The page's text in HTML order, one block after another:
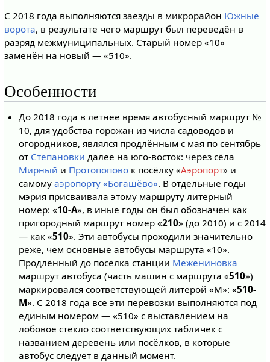
С 2018 года выполняются заезды в микрорайон Южные
ворота, в результате чего маршрут был переведён в
разряд межмуниципальных. Старый номер «10»
заменён на новый — «510».
Особенности
До 2018 года в летнее время автобусный маршрут №
10, для удобства горожан из числа садоводов и
огородников, являлся продлённым с мая по сентябрь
от Степановки далее на юго-восток: через сёла
Мирный и Протопопово к посёлку «Аэропорт» и
самомуаэропорту «Богашёво». В отдельные годы
мэрия присваивала этому маршруту литерный
номер: «10-А», в иные годы он был обозначен как
пригородный маршрут номер «210» (до 2010) и с 2014
— как «510». Эти автобусы проходили значительно
реже, чем основные автобусы маршрута «10».
Продлённый до посёлка станции Межениновка
маршрут автобуса (часть машин с маршрута «510»)
маркировался соответствующей литерой «М»: «510-
М». С 2018 года все эти перевозки выполняются под
единым номером — «510» с выставлением на
лобовое стекло соответствующих табличек с
названием деревень или посёлков, в которые
автобус следует в данный момент.